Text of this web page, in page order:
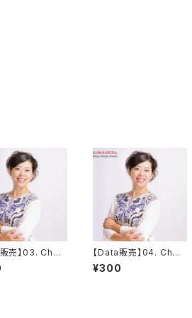
売】03. Chop
op.10 no.3
'Tristess
【Data販売】04. Chop
in Etude op.10 no.4
in C# minor
¥300